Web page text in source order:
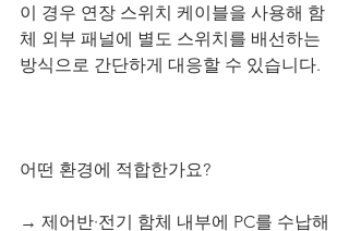
이 경우 연장 스위치 케이블을 사용해 함
체 외부 패널에 별도 스위치를 배선하는
방식으로 간단하게 대응할 수 있습니다.
어떤 환경에 적합한가요?
→ 제어반·전기 함체 내부에 PC를 수납해